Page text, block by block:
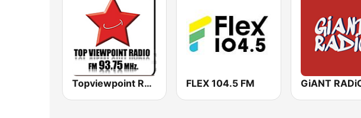
Topviewpoint Radio 93.75 แพร่ FLEX 104.5 FM GiANT